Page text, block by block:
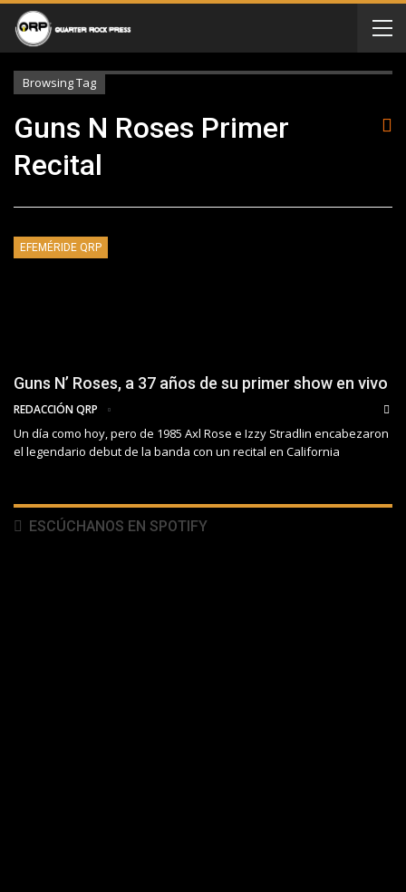
Browsing Tag
Guns N Roses Primer
Recital
EFEMÉRIDE QRP
Guns N’ Roses, a 37 años de su primer show en vivo
REDACCIÓN QRP
Un día como hoy, pero de 1985 Axl Rose e Izzy Stradlin encabezaron
el legendario debut de la banda con un recital en California
ESCÚCHANOS EN SPOTIFY